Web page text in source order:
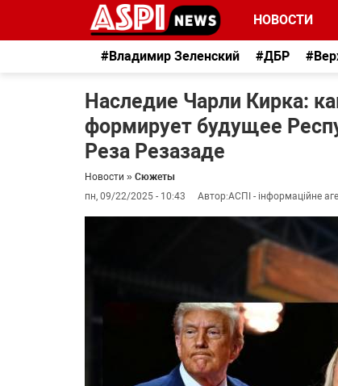
НОВОСТИ
#Владимир Зеленский #ДБР
Наследие Чарли Кирка:
формирует будущее
Реза Резазаде
Новости » Сюжеты
пн, 09/22/2025 - 10:43
Автор:АСПІ - інформаційне